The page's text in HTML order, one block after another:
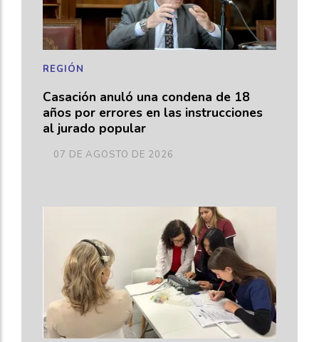
Casación anuló una condena de 18
años por errores en las instrucciones
al jurado popular
REGIÓN
07 DE AGOSTO DE 2026